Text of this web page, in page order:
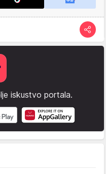
iskustvo portala.